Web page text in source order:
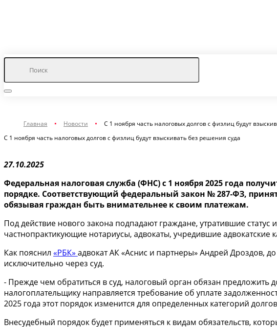
Главная Новости
С 1 ноября часть налоговых долгов с физлиц будут
С 1 ноября часть налоговых долгов с физлиц будут взыскивать без решения суда
27.10.2025
Федеральная налоговая служба (ФНС) с 1 ноября 2025 года
порядке. Соответствующий федеральный закон № 287-ФЗ,
обязывая граждан быть внимательнее к своим платежам.
Под действие нового закона подпадают граждане, утратившие
частнопрактикующие нотариусы, адвокаты, учредившие адвокатские
Как пояснил «РБК» адвокат АК «Аснис и партнеры» Андрей Дроздов,
исключительно через суд.
- Прежде чем обратиться в суд, налоговый орган обязан
налогоплательщику направляется требование об уплате
2025 года этот порядок изменится для определенных категорий
Внесудебный порядок будет применяться к видам обязательств,